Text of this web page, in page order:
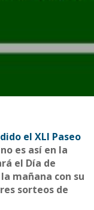
el XLI Paseo
no es así en la
el Día de
mañana con su
sorteos de